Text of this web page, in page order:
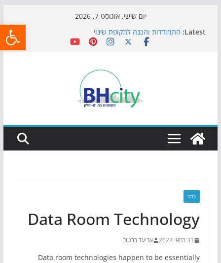
יום שישי, אוגוסט 7, 2026
Latest: התמודדות והכנה לתקופת שינוי
אי ההרפתקאות ממשיך לכבוש את הגינות: מאות משפחות
כדורגל באווירה מיוחדת: הקרנת גמר המונדיאל בטרמינל
הקיץ של בני הנוער בבת־ים: חוף הריביירה הופך למרחב
בטוח בשעות הערב
כללי
Data Room Technology
31 במאי 2023 אביעד ברטוב
Data room technologies happen to be essentially